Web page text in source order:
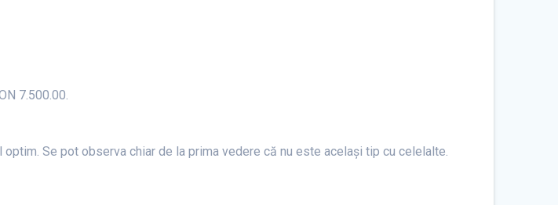
7.500.00.
Se pot observa chiar de la prima vedere că nu este același tip cu celelalte.